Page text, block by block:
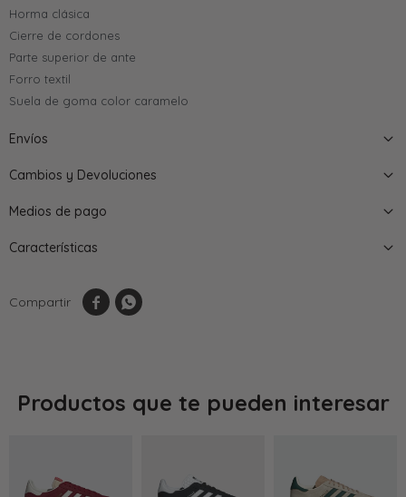
Horma clásica
Cierre de cordones
Parte superior de ante
Forro textil
Suela de goma color caramelo
Envíos
Cambios y Devoluciones
Medios de pago
Características
 
Productos que te pueden interesar